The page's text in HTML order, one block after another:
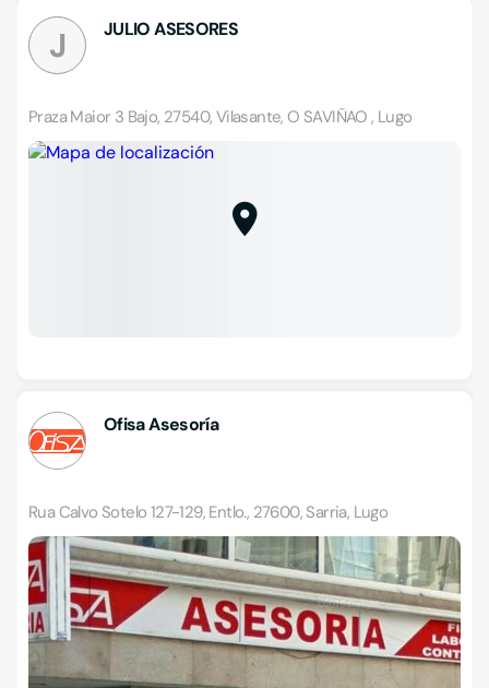
J JULIO ASESORES
Praza Maior 3 Bajo, 27540, Vilasante, O SAVIÑAO , Lugo
Ofisa Asesoría
Rua Calvo Sotelo 127-129, Entlo., 27600, Sarria, Lugo